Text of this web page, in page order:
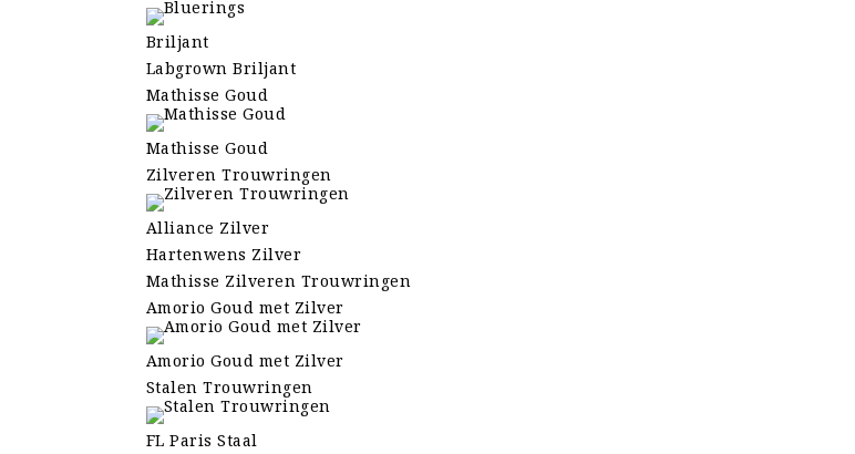
Briljant
Labgrown Briljant
Mathisse Goud
Mathisse Goud
Zilveren Trouwringen
Alliance Zilver
Hartenwens Zilver
Mathisse Zilveren Trouwringen
Amorio Goud met Zilver
Amorio Goud met Zilver
Stalen Trouwringen
FL Paris Staal